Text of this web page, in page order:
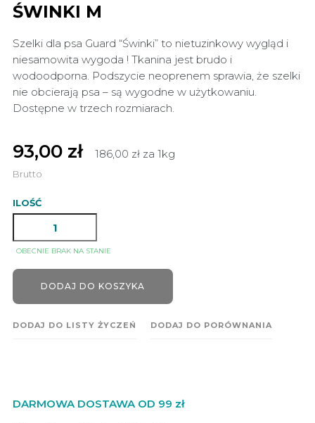
ŚWINKI M
Szelki dla psa Guard “Świnki” to nietuzinkowy wygląd i
niesamowita wygoda ! Tkanina jest brudo i
wodoodporna. Podszycie neoprenem sprawia, że szelki
nie obcierają psa – są wygodne w użytkowaniu.
Dostępne w trzech rozmiarach.
93,00 zł 186,00 zł za 1kg
Brutto
ILOŚĆ
OBECNIE BRAK NA STANIE
DODAJ DO KOSZYKA
DODAJ DO LISTY ŻYCZEŃ DODAJ DO PORÓWNANIA
DARMOWA DOSTAWA OD 99 zł